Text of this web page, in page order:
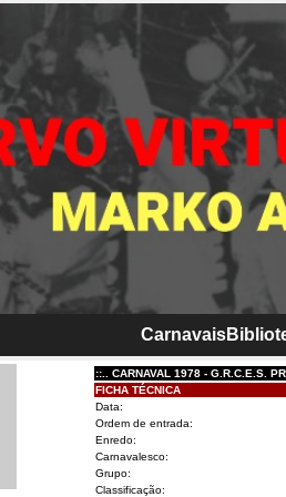
Carnavais
::.. CARNAVAL 1978 - G.R.C.E.S.
FICHA TÉCNICA
Data:
Ordem de entrada:
Enredo:
Carnavalesco:
Grupo:
Classificação: